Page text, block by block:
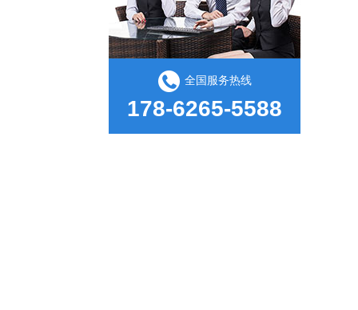
全国服务热线
178-6265-5588